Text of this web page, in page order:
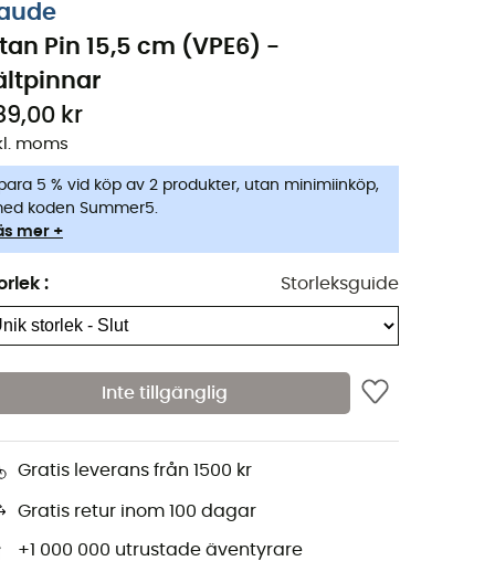
Pin 15,5 cm (VPE6) -
kr
moms
5 % vid köp av 2 produkter, utan minimiinköp,
koden Summer5.
mer +
: Storleksguide
Inte tillgänglig
Gratis leverans från 1500 kr
Gratis retur inom 100 dagar
+1 000 000 utrustade äventyrare